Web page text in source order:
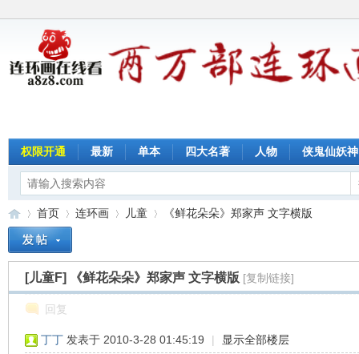
权限开通 最新 单本 四大名著 人物 侠鬼仙妖神
»
首页
›
连环画
›
儿童
›
《鲜花朵朵》郑家声 文字横版
[儿童F] 《鲜花朵朵》郑家声 文字横版 [复制链接]
回复
丁丁 发表于 2010-3-28 01:45:19 | 显示全部楼层